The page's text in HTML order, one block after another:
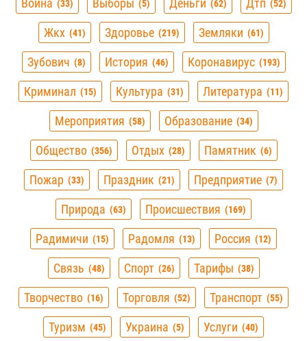
33 5 62 52
Жкх 41 Здоровье 219 Земляки 61
Зубович 8 История 46 Коронавирус 193
Криминал 15 Культура 31 Литература 11
Мероприятия 58 Образование 34
Общество 356 Отдых 28 Памятник 6
Пожар 33 Праздник 21 Предприятие 7
Природа 63 Происшествия 169
Радимичи 15 Радомля 13 Россия 12
Связь 48 Спорт 26 Тарифы 38
Творчество 16 Торговля 52 Транспорт 55
Туризм 45 Украина 5 Услуги 40